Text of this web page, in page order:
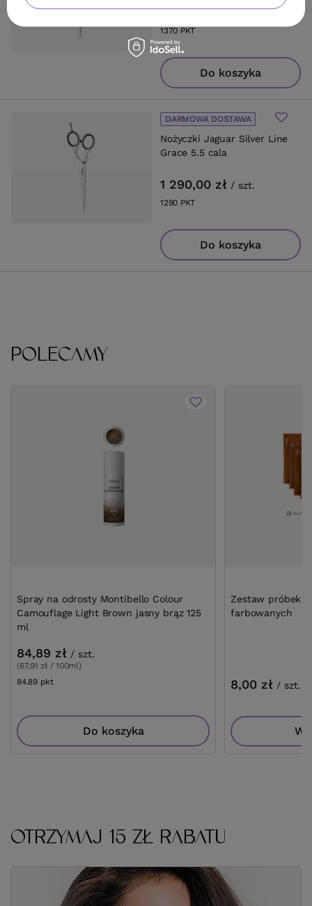
1 370,00 zł / szt.
1370 PKT
Do koszyka
Nożyczki Jaguar Silver Line
Grace 5.5 cala
DARMOWA DOSTAWA
1 290,00 zł / szt.
1290 PKT
Do koszyka
POLECAMY
Spray na odrosty Montibello Colour
Camouflage Light Brown jasny brąz 125
ml
84,89 zł / szt.
(67,91 zł / 100ml)
84.89 pktpunktów
Do koszyka
Zestaw próbek
farbowanych
8,00 zł / szt.
OTRZYMAJ 15 ZŁ RABATU